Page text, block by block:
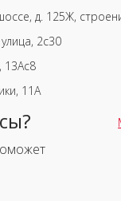
д. 125Ж,
2с30
13Ас8
11А